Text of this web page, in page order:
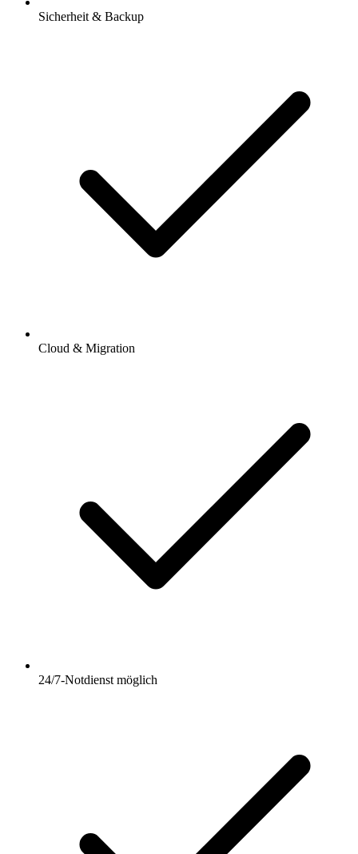
Sicherheit & Backup
Cloud & Migration
24/7-Notdienst möglich